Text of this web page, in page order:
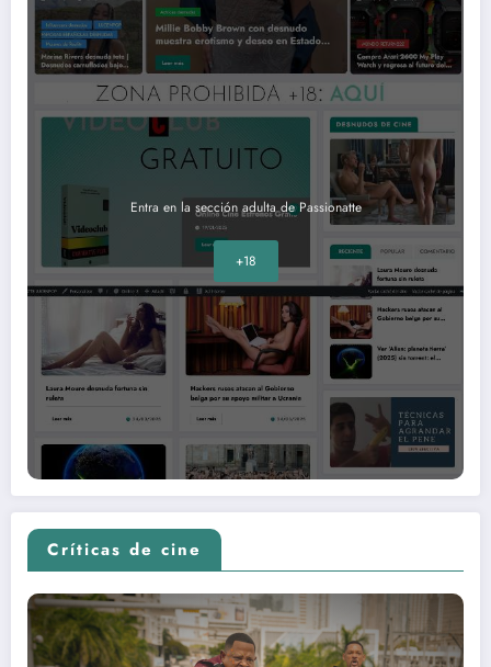
Entra en la sección adulta de Passionatte
+18
Críticas de cine